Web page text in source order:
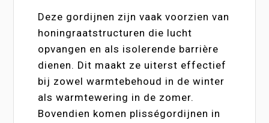
Deze gordijnen zijn vaak voorzien van
honingraatstructuren die lucht
opvangen en als isolerende barrière
dienen. Dit maakt ze uiterst effectief
bij zowel warmtebehoud in de winter
als warmtewering in de zomer.
Bovendien komen plisségordijnen in